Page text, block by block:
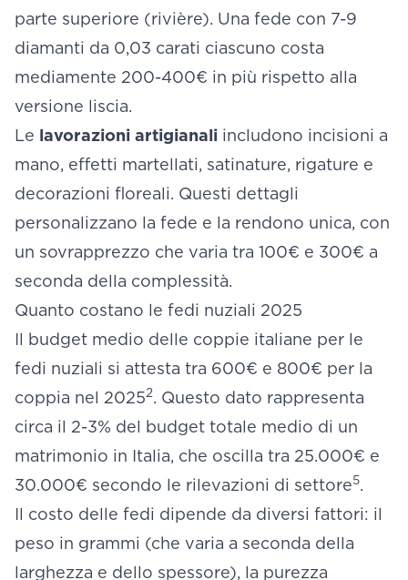
parte superiore (rivière). Una fede con 7-9
diamanti da 0,03 carati ciascuno costa
mediamente 200-400€ in più rispetto alla
versione liscia.
Le lavorazioni artigianali includono incisioni a
mano, effetti martellati, satinature, rigature e
decorazioni floreali. Questi dettagli
personalizzano la fede e la rendono unica, con
un sovrapprezzo che varia tra 100€ e 300€ a
seconda della complessità.
Quanto costano le fedi nuziali 2025
Il budget medio delle coppie italiane per le
fedi nuziali si attesta tra 600€ e 800€ per la
coppia nel 20252. Questo dato rappresenta
circa il 2-3% del budget totale medio di un
matrimonio in Italia, che oscilla tra 25.000€ e
30.000€ secondo le rilevazioni di settore5.
Il costo delle fedi dipende da diversi fattori: il
peso in grammi (che varia a seconda della
larghezza e dello spessore), la purezza